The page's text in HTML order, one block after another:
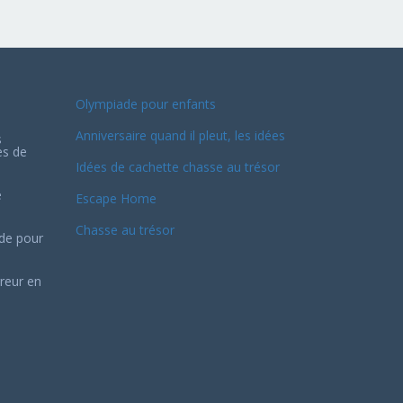
de
pour
en
Olympiade pour enfants
Anniversaire quand il pleut, les idées
Idées de cachette chasse au trésor
Escape Home
Chasse au trésor